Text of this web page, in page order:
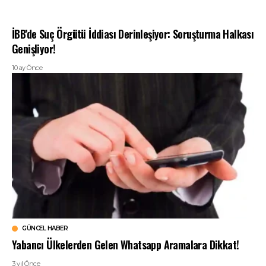
İBB’de Suç Örgütü İddiası Derinleşiyor: Soruşturma Halkası
Genişliyor!
10 ay Önce
GÜNCEL HABER
Yabancı Ülkelerden Gelen Whatsapp Aramalara Dikkat!
3 yıl Önce